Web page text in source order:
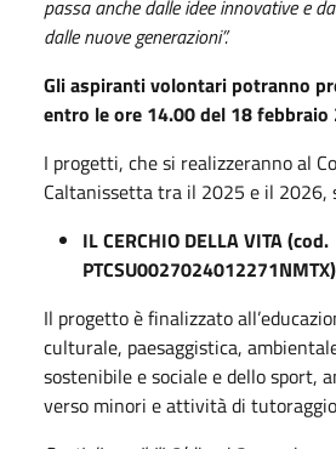
passa anche dalle idee innovative e
dalle nuove generazioni”.
Gli aspiranti volontari potranno
entro le ore 14.00 del 18 febbraio
I progetti, che si realizzeranno al
Caltanissetta tra il 2025 e il 2026,
IL CERCHIO DELLA VITA (cod.
PTCSU0027024012271NMTX)
Il progetto è finalizzato
culturale, paesaggistica,
sostenibile e sociale e dello sport,
verso minori e attività di